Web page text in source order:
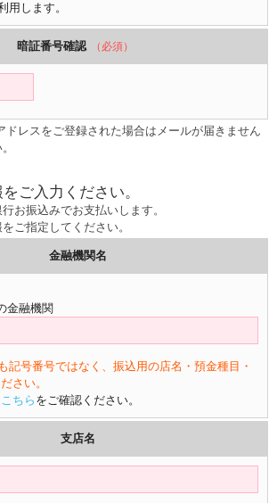
用します。
暗証番号確認 （必須）
レスをご登録された場合はメールが届きません
ご入力ください。
お振込みでお支払いします。
ご指定してください。
金融機関名
金融機関
記号番号ではなく、振込用の店名・預金種目・
さい。
こちら をご確認ください。
支店名